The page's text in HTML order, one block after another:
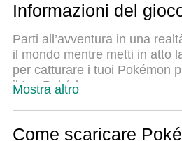
Informazioni del
Parti all’avventura in una
il mondo mentre metti in atto
per catturare i tuoi Pokémon
il tuo Pokédex.
ti permette di sfidare i tuoi
Mostra altro
Come scaricare